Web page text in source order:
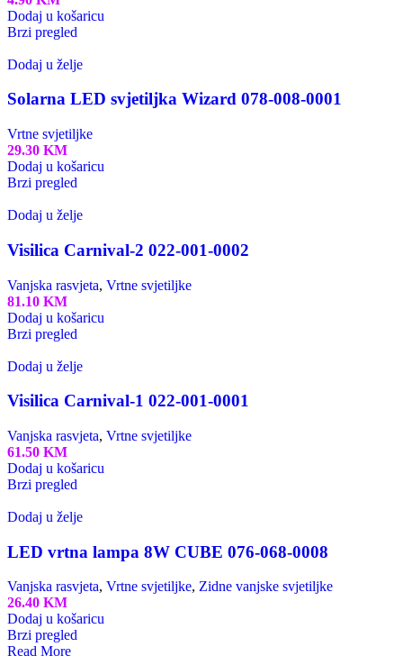
Dodaj u košaricu
Brzi pregled
Dodaj u želje
Solarna LED svjetiljka Wizard 078-008-0001
Vrtne svjetiljke
29.30 KM
Dodaj u košaricu
Brzi pregled
Dodaj u želje
Visilica Carnival-2 022-001-0002
Vanjska rasvjeta, Vrtne svjetiljke
81.10 KM
Dodaj u košaricu
Brzi pregled
Dodaj u želje
Visilica Carnival-1 022-001-0001
Vanjska rasvjeta, Vrtne svjetiljke
61.50 KM
Dodaj u košaricu
Brzi pregled
Dodaj u želje
LED vrtna lampa 8W CUBE 076-068-0008
Vanjska rasvjeta, Vrtne svjetiljke, Zidne vanjske svjetiljke
26.40 KM
Dodaj u košaricu
Brzi pregled
Read More